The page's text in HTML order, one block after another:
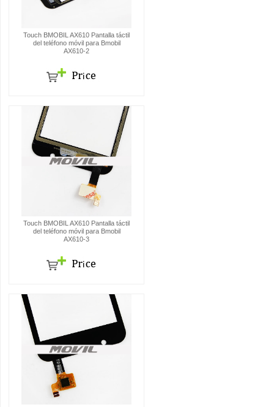
Touch BMOBIL AX610 Pantalla táctil
del teléfono móvil para Bmobil
AX610-2
Touch BMOBIL AX610 Pantalla táctil
del teléfono móvil para Bmobil
AX610-3